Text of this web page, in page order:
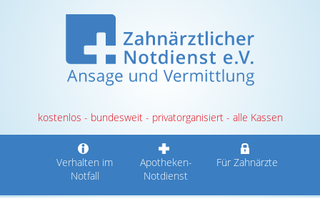
kostenlos - bundesweit - privatorganisiert - alle Kassen
Verhalten im
Notfall
Apotheken-
Notdienst
Für Zahnärzte